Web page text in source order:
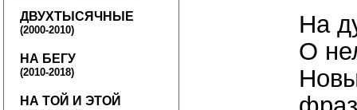
ДВУХТЫСЯЧНЫЕ
(2000-2010)
НА БЕГУ
(2010-2018)
НА ТОЙ И ЭТОЙ
На
О